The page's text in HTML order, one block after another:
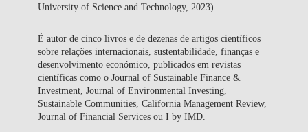
University of Science and Technology, 2023).
É autor de cinco livros e de dezenas de artigos científicos
sobre relações internacionais, sustentabilidade, finanças e
desenvolvimento económico, publicados em revistas
científicas como o Journal of Sustainable Finance &
Investment, Journal of Environmental Investing,
Sustainable Communities, California Management Review,
Journal of Financial Services ou I by IMD.